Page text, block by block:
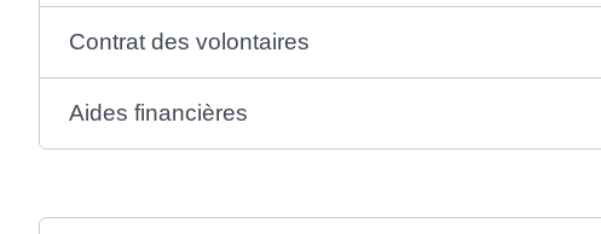
Contrat des volontaires
Aides financières